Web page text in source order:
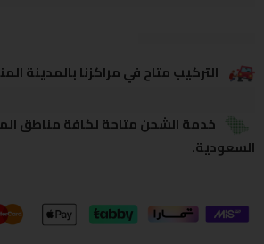
التركيب متاح في مراكزنا بالمدينة
خدمة الشحن متاحة لكافة مناطق
السعودية.